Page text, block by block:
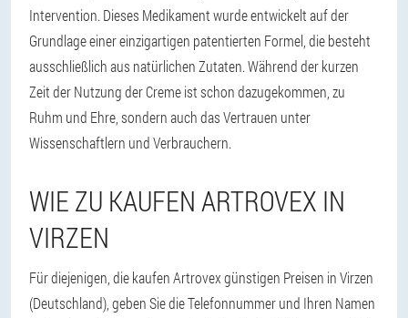
Intervention. Dieses Medikament wurde entwickelt auf der
Grundlage einer einzigartigen patentierten Formel, die besteht
ausschließlich aus natürlichen Zutaten. Während der kurzen
Zeit der Nutzung der Creme ist schon dazugekommen, zu
Ruhm und Ehre, sondern auch das Vertrauen unter
Wissenschaftlern und Verbrauchern.
WIE ZU KAUFEN ARTROVEX IN
VIRZEN
Für diejenigen, die kaufen Artrovex günstigen Preisen in Virzen
(Deutschland), geben Sie die Telefonnummer und Ihren Namen